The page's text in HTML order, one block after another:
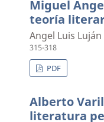
Miguel
teoría
Angel Luis
315-318
PDF
Alberto
literatura